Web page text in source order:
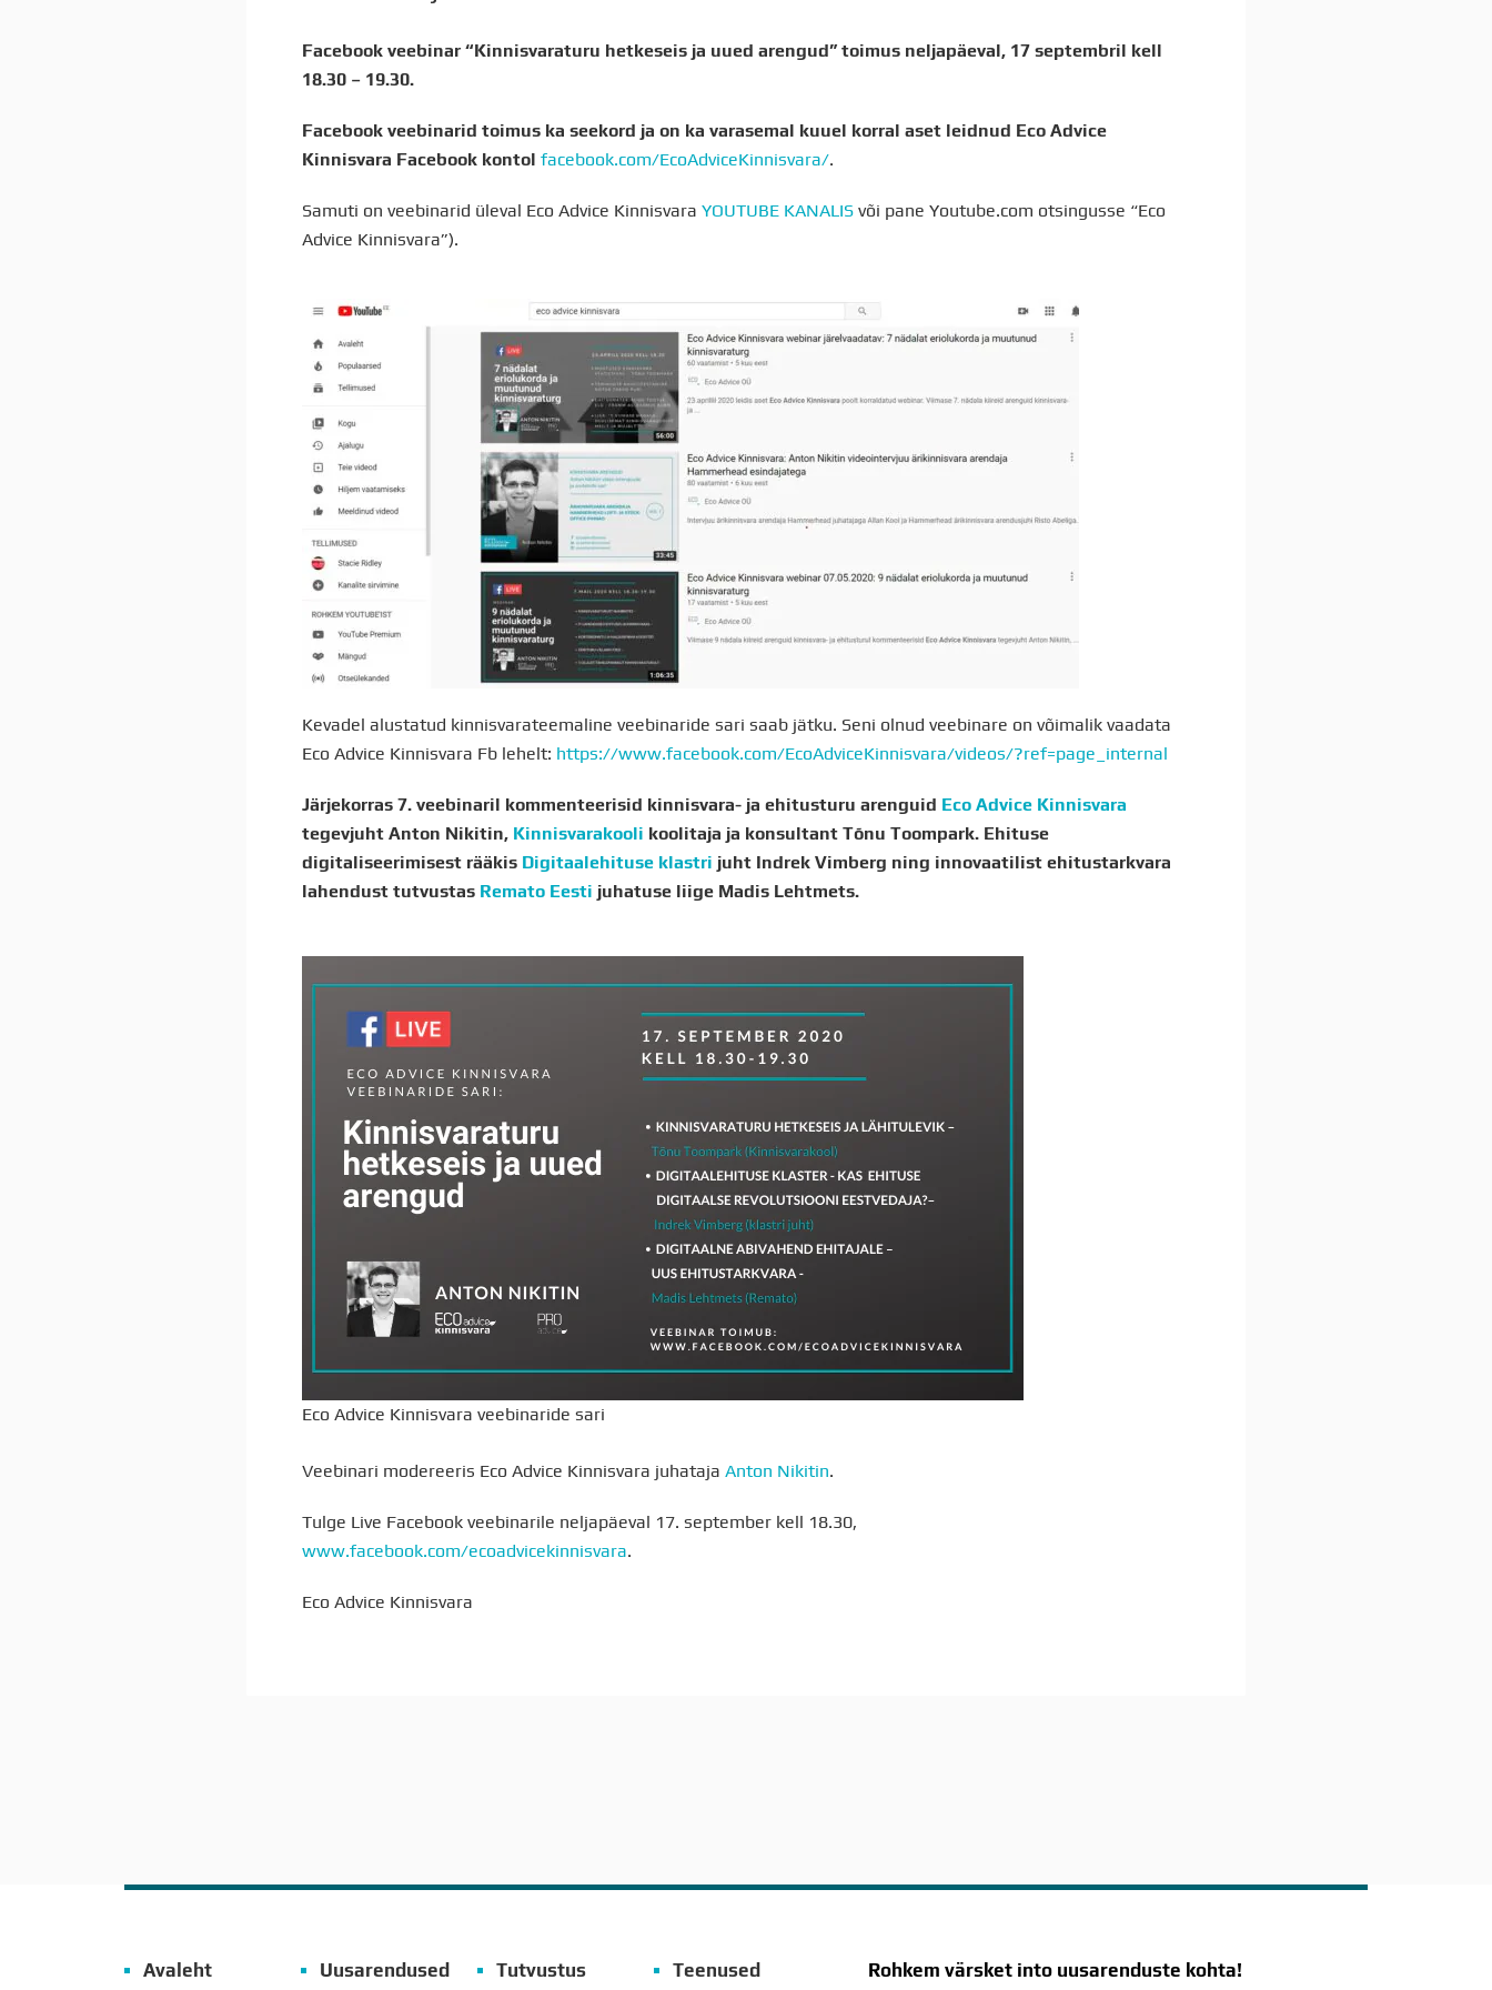
Facebook veebinar “Kinnisvaraturu hetkeseis ja uued arengud” toimus neljapäeval, 17 septembril kell
18.30 – 19.30.
Facebook veebinarid toimus ka seekord ja on ka varasemal kuuel korral aset leidnud Eco Advice
Kinnisvara Facebook kontol facebook.com/EcoAdviceKinnisvara/.
Samuti on veebinarid üleval Eco Advice Kinnisvara YOUTUBE KANALIS või pane Youtube.com otsingusse “Eco
Advice Kinnisvara”).
Kevadel alustatud kinnisvarateemaline veebinaride sari saab jätku. Seni olnud veebinare on võimalik vaadata
Eco Advice Kinnisvara Fb lehelt: https://www.facebook.com/EcoAdviceKinnisvara/videos/?ref=page_internal
Järjekorras 7. veebinaril kommenteerisid kinnisvara- ja ehitusturu arenguid Eco Advice Kinnisvara
tegevjuht Anton Nikitin, Kinnisvarakooli koolitaja ja konsultant Tõnu Toompark. Ehituse
digitaliseerimisest rääkis Digitaalehituse klastri juht Indrek Vimberg ning innovaatilist ehitustarkvara
lahendust tutvustas Remato Eesti juhatuse liige Madis Lehtmets.
Eco Advice Kinnisvara veebinaride sari
Veebinari modereeris Eco Advice Kinnisvara juhataja Anton Nikitin.
Tulge Live Facebook veebinarile neljapäeval 17. september kell 18.30,
www.facebook.com/ecoadvicekinnisvara.
Eco Advice Kinnisvara
Avaleht Uusarendused Tutvustus Teenused Rohkem värsket into uusarenduste kohta!